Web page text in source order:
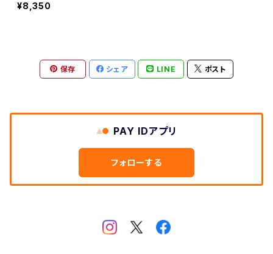
¥8,350
保存 シェア LINE ポスト
PAY IDアプリ
フォローする